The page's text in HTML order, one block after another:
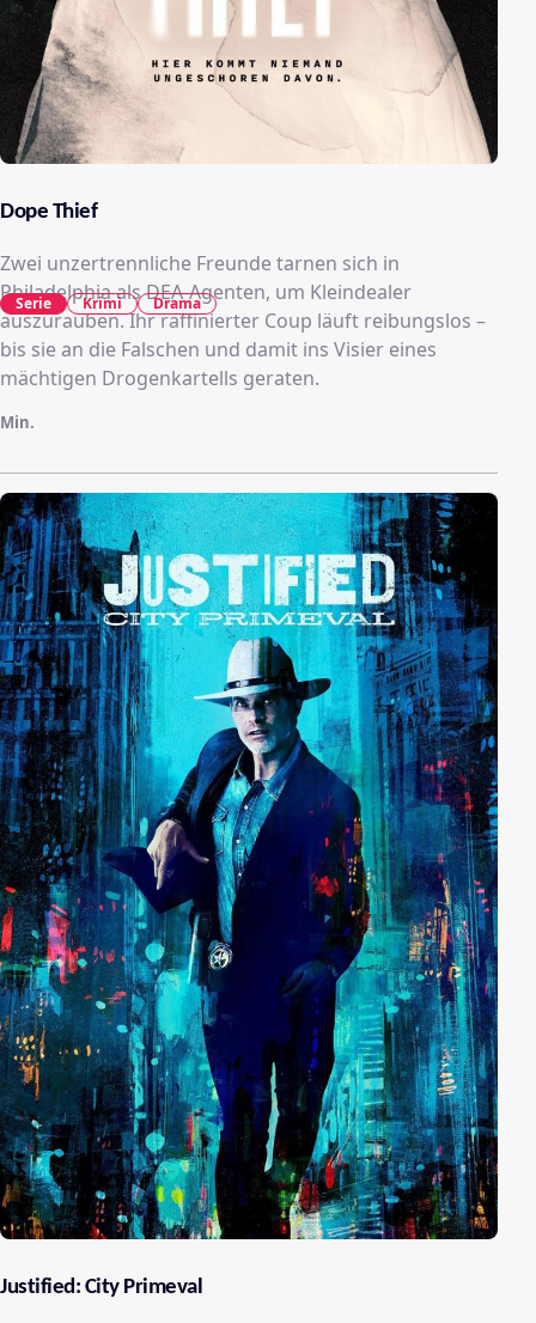
Dope Thief
Zwei unzertrennliche Freunde tarnen sich in
Philadelphia als DEA-Agenten, um Kleindealer
auszurauben. Ihr raffinierter Coup läuft reibungslos –
bis sie an die Falschen und damit ins Visier eines
mächtigen Drogenkartells geraten.
Min.
Serie Krimi Drama
Justified: City Primeval